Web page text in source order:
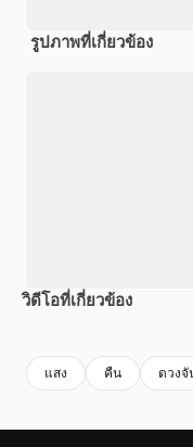
รูปภาพที่เกี่ยวข้อง
วิดีโอที่เกี่ยวข้อง
แสง คืน ดวงจั